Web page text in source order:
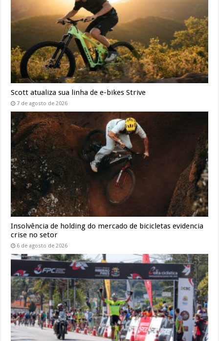
Scott atualiza sua linha de e-bikes Strive
7 de agosto de 2026
Insolvência de holding do mercado de bicicletas evidencia
crise no setor
6 de agosto de 2026